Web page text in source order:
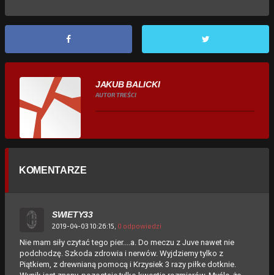
JAKUB BALICKI
AUTOR TREŚCI
KOMENTARZE
SWIETY33
2019-04-03 10:26:15, 0 odpowiedzi
Nie mam siły czytać tego pier....a. Do meczu z Juve nawet nie
podchodzę. Szkoda zdrowia i nerwów. Wyjdziemy tylko z
Piątkiem, z drewnianą pomocą i Krzysiek 3 razy piłke dotknie.